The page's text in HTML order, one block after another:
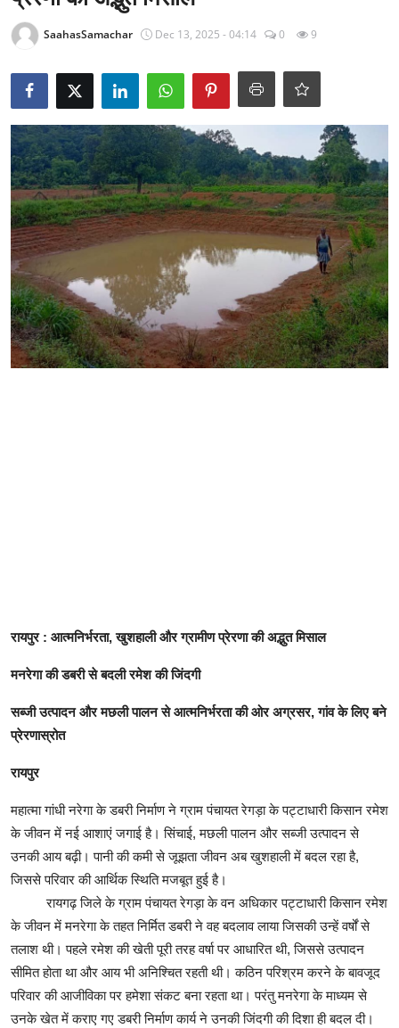
राजनीति
Epaper
धर्म
लाइफस्टाइल
टेक
SaahasSamachar Dec 13, 2025 - 04:14 0 9
रायपुर : आत्मनिर्भरता, खुशहाली और ग्रामीण प्रेरणा की अद्भुत मिसाल
मनरेगा की डबरी से बदली रमेश की जिंदगी
सब्जी उत्पादन और मछली पालन से आत्मनिर्भरता की ओर अग्रसर, गांव के लिए बने
प्रेरणास्रोत
रायपुर
महात्मा गांधी नरेगा के डबरी निर्माण ने ग्राम पंचायत रेगड़ा के पट्टाधारी किसान रमेश
के जीवन में नई आशाएं जगाई है। सिंचाई, मछली पालन और सब्जी उत्पादन से
उनकी आय बढ़ी। पानी की कमी से जूझता जीवन अब खुशहाली में बदल रहा है,
जिससे परिवार की आर्थिक स्थिति मजबूत हुई है।
रायगढ़ जिले के ग्राम पंचायत रेगड़ा के वन अधिकार पट्टाधारी किसान रमेश
के जीवन में मनरेगा के तहत निर्मित डबरी ने वह बदलाव लाया जिसकी उन्हें वर्षों से
तलाश थी। पहले रमेश की खेती पूरी तरह वर्षा पर आधारित थी, जिससे उत्पादन
सीमित होता था और आय भी अनिश्चित रहती थी। कठिन परिश्रम करने के बावजूद
परिवार की आजीविका पर हमेशा संकट बना रहता था। परंतु मनरेगा के माध्यम से
उनके खेत में कराए गए डबरी निर्माण कार्य ने उनकी जिंदगी की दिशा ही बदल दी।